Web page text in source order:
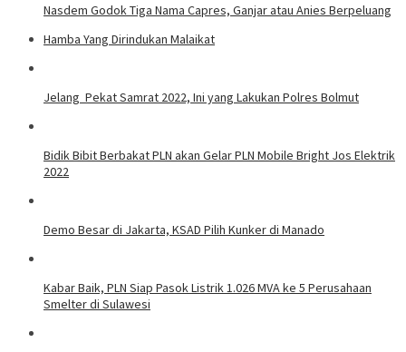
Nasdem Godok Tiga Nama Capres, Ganjar atau Anies Berpeluang
Hamba Yang Dirindukan Malaikat
Jelang Pekat Samrat 2022, Ini yang Lakukan Polres Bolmut
Bidik Bibit Berbakat PLN akan Gelar PLN Mobile Bright Jos Elektrik
2022
Demo Besar di Jakarta, KSAD Pilih Kunker di Manado
Kabar Baik, PLN Siap Pasok Listrik 1.026 MVA ke 5 Perusahaan
Smelter di Sulawesi